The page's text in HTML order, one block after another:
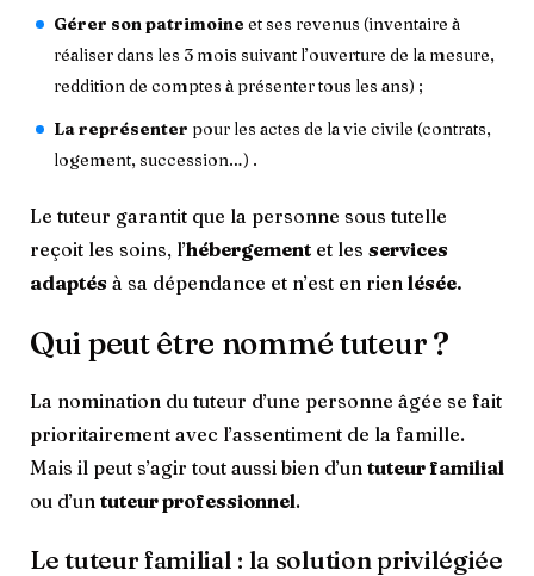
Gérer son patrimoine et ses revenus (inventaire à
réaliser dans les 3 mois suivant l’ouverture de la mesure,
reddition de comptes à présenter tous les ans) ;
La représenter pour les actes de la vie civile (contrats,
logement, succession…) .
Le tuteur garantit que la personne sous tutelle
reçoit les soins, l’hébergement et les services
adaptés à sa dépendance et n’est en rien lésée.
Qui peut être nommé tuteur ?
La nomination du tuteur d’une personne âgée se fait
prioritairement avec l’assentiment de la famille.
Mais il peut s’agir tout aussi bien d’un tuteur familial
ou d’un tuteur professionnel.
Le tuteur familial : la solution privilégiée